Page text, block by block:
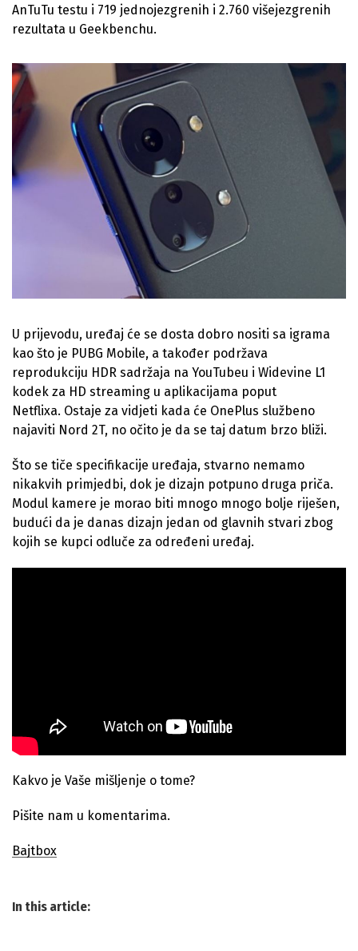
AnTuTu testu i 719 jednojezgrenih i 2.760 višejezgrenih
rezultata u Geekbenchu.
U prijevodu, uređaj će se dosta dobro nositi sa igrama
kao što je PUBG Mobile, a također podržava
reprodukciju HDR sadržaja na YouTubeu i Widevine L1
kodek za HD streaming u aplikacijama poput
Netflixa. Ostaje za vidjeti kada će OnePlus službeno
najaviti Nord 2T, no očito je da se taj datum brzo bliži.
Što se tiče specifikacije uređaja, stvarno nemamo
nikakvih primjedbi, dok je dizajn potpuno druga priča.
Modul kamere je morao biti mnogo mnogo bolje riješen,
budući da je danas dizajn jedan od glavnih stvari zbog
kojih se kupci odluče za određeni uređaj.
Kakvo je Vaše mišljenje o tome?
Pišite nam u komentarima.
Bajtbox
In this article: